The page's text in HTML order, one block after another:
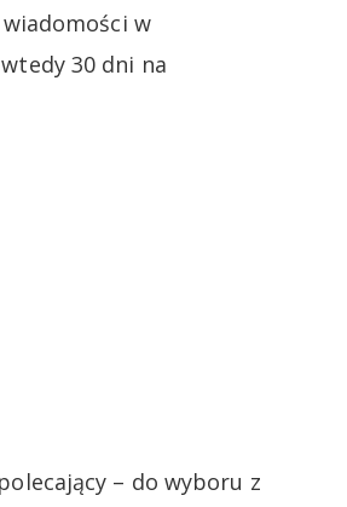
w
30 dni na
– do wyboru z